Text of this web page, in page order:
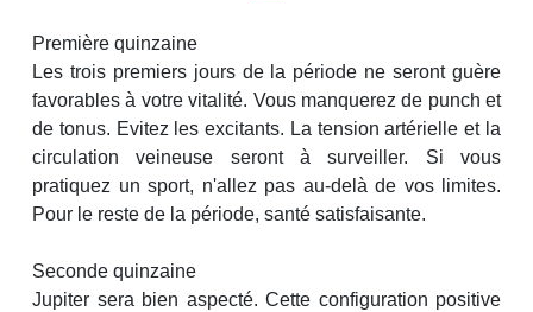
Première quinzaine
Les trois premiers jours de la période ne seront guère
favorables à votre vitalité. Vous manquerez de punch et
de tonus. Evitez les excitants. La tension artérielle et la
circulation veineuse seront à surveiller. Si vous
pratiquez un sport, n'allez pas au-delà de vos limites.
Pour le reste de la période, santé satisfaisante.
Seconde quinzaine
Jupiter sera bien aspecté. Cette configuration positive